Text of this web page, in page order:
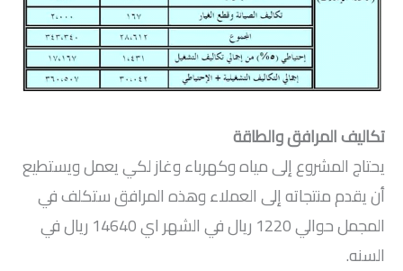
تكاليف المرافق والطاقة
يحتاج المشروع إلى مياه وكهرباء وغاز لكي يعمل ويستطيع
أن يقدم منتجاته إلى العملاء وهذه المرافق ستكلف في
المجمل حوالي 1220 ريال في الشهر اي 14640 ريال في
السنه.